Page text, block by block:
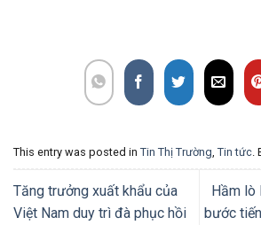
This entry was posted in Tin Thị Trường, Tin tức.
Tăng trưởng xuất khẩu của
Việt Nam duy trì đà phục hồi
Hầm lò
bước